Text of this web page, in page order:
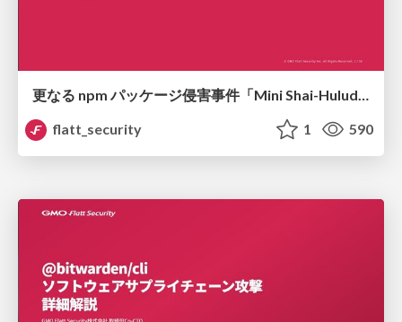
更なる npm パッケージ侵害事件「Mini Shai-Hulud」徹底解説
flatt_security
1 590